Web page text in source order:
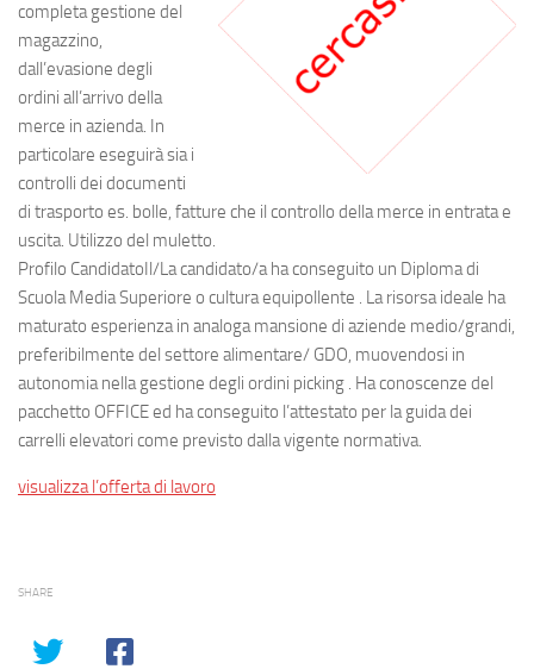
completa gestione del
magazzino,
dall’evasione degli
ordini all’arrivo della
merce in azienda. In
particolare eseguirà sia i
controlli dei documenti
di trasporto es. bolle, fatture che il controllo della merce in entrata e
uscita. Utilizzo del muletto.
Profilo CandidatoIl/La candidato/a ha conseguito un Diploma di
Scuola Media Superiore o cultura equipollente . La risorsa ideale ha
maturato esperienza in analoga mansione di aziende medio/grandi,
preferibilmente del settore alimentare/ GDO, muovendosi in
autonomia nella gestione degli ordini picking . Ha conoscenze del
pacchetto OFFICE ed ha conseguito l’attestato per la guida dei
carrelli elevatori come previsto dalla vigente normativa.
visualizza l’offerta di lavoro
SHARE